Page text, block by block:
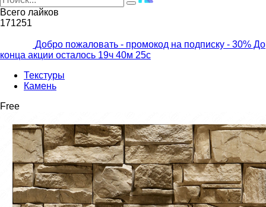
Всего лайков
171251
Добро пожаловать - промокод на подписку - 30% До
конца акции осталось 19ч 40м 23с
Текстуры
Камень
Free